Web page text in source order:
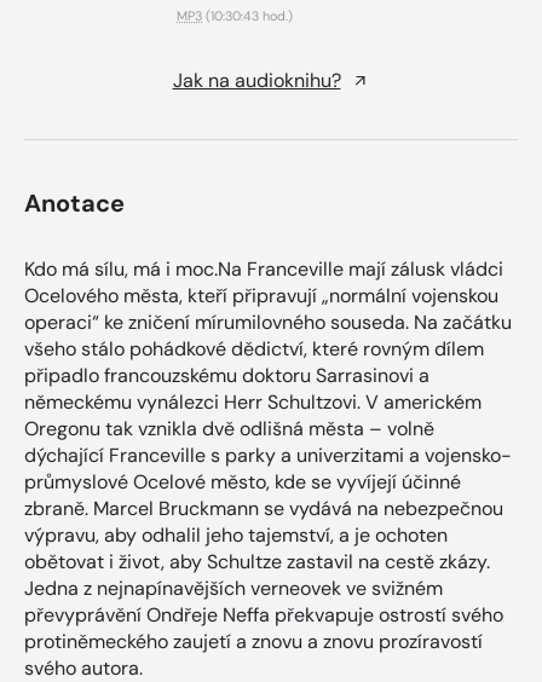
MP3 (10:30:43 hod.)
Jak na audioknihu?
Anotace
Kdo má sílu, má i moc.Na Franceville mají zálusk vládci
Ocelového města, kteří připravují „normální vojenskou
operaci“ ke zničení mírumilovného souseda. Na začátku
všeho stálo pohádkové dědictví, které rovným dílem
připadlo francouzskému doktoru Sarrasinovi a
německému vynálezci Herr Schultzovi. V americkém
Oregonu tak vznikla dvě odlišná města – volně
dýchající Franceville s parky a univerzitami a vojensko-
průmyslové Ocelové město, kde se vyvíjejí účinné
zbraně. Marcel Bruckmann se vydává na nebezpečnou
výpravu, aby odhalil jeho tajemství, a je ochoten
obětovat i život, aby Schultze zastavil na cestě zkázy.
Jedna z nejnapínavějších verneovek ve svižném
převyprávění Ondřeje Neffa překvapuje ostrostí svého
protiněmeckého zaujetí a znovu a znovu prozíravostí
svého autora.